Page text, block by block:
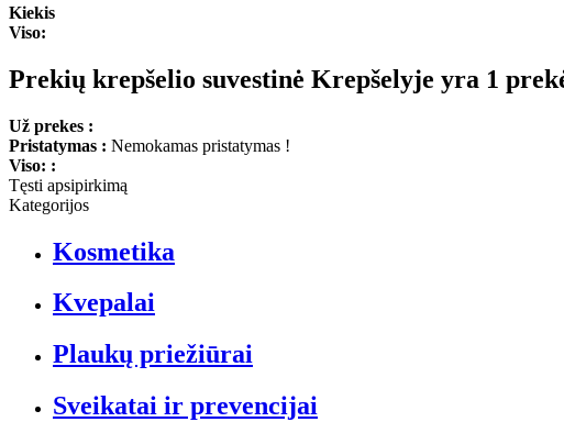
Kiekis
Viso:
Prekių krepšelio suvestinė Krepšelyje yra 1
Už prekes :
Pristatymas : Nemokamas pristatymas !
Viso: :
Tęsti apsipirkimą
Kategorijos
Kosmetika
Kvepalai
Plaukų priežiūrai
Sveikatai ir prevencijai